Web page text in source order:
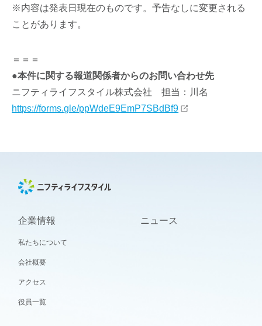
※内容は発表日現在のものです。予告なしに変更される
ことがあります。
＝＝＝
●本件に関する報道関係者からのお問い合わせ先
ニフティライフスタイル株式会社 担当：川名
https://forms.gle/ppWdeE9EmP7SBdBf9
企業情報
私たちについて
会社概要
アクセス
役員一覧
ニュース